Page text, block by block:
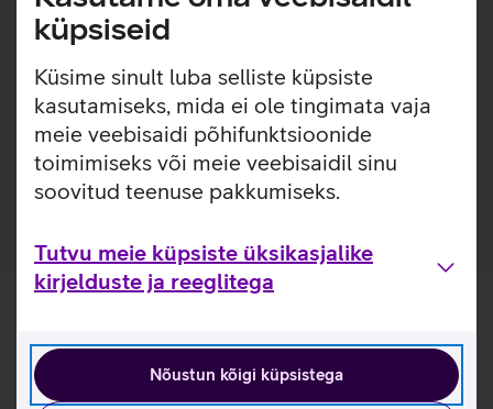
küpsiseid
Küsime sinult luba selliste küpsiste
kasutamiseks, mida ei ole tingimata vaja
meie veebisaidi põhifunktsioonide
toimimiseks või meie veebisaidil sinu
soovitud teenuse pakkumiseks.
Tutvu meie küpsiste üksikasjalike
kirjelduste ja reeglitega
Nõustun kõigi küpsistega
lisakaitsekihi. Nii on tagatud telefoni kindel haare ja kaitse
kriimustuste eest, ilma et ümbrist liialt telefoni ümber
magnetrõngas, tänu millele kinnituvad Qi magnettoega (või
MagSafe) lisatarvikud sinna tugevalt ja lihtsalt.
Kõigest 0,95 mm paksune ümbris sisseehitatud Qi
magnetiga.